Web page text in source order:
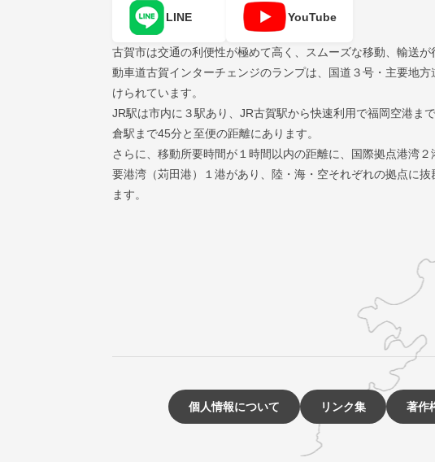
LINE YouTube
古賀市は交通の利便性が極めて高く、スムーズな移動、輸送
動車道古賀インターチェンジのランプは、国道３号・主要地
けられています。
JR駅は市内に３駅あり、JR古賀駅から快速利用で福岡空港ま
倉駅まで45分と至便の距離にあります。
さらに、移動所要時間が１時間以内の距離に、国際拠点港湾
要港湾（苅田港）１港があり、陸・海・空それぞれの拠点に
ます。
個人情報について リンク集 著作